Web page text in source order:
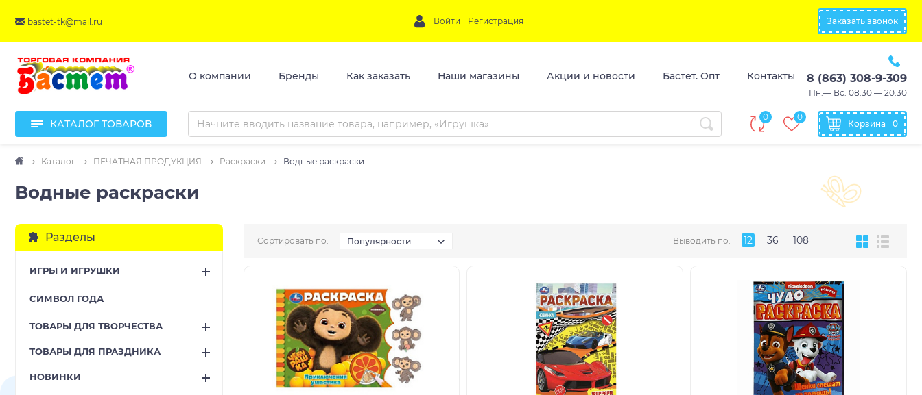
bastet-tk@mail.ru Войти Регистрация Заказать звонок
О компании Бренды Как заказать Наши магазины Акции и новости Бастет. Опт Контакты 8 (863) 308-9-309
Пн.— Вс. 08:30 — 20:30
КАТАЛОГ ТОВАРОВ
0 0
Корзина 0
Каталог ПЕЧАТНАЯ ПРОДУКЦИЯ Раскраски Водные раскраски
Водные раскраски
Разделы
ИГРЫ И ИГРУШКИ
CИМВОЛ ГОДА
ТОВАРЫ ДЛЯ ТВОРЧЕСТВА
ТОВАРЫ ДЛЯ ПРАЗДНИКА
НОВИНКИ
Сортировать по: Популярности Выводить по: 12 36 108